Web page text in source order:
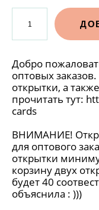
Добро
оптовых
открытки, а
прочитать тут:
cards
ВНИМАНИЕ!
для оптового
открытки
корзину двух
будет 40
объяснила : )))